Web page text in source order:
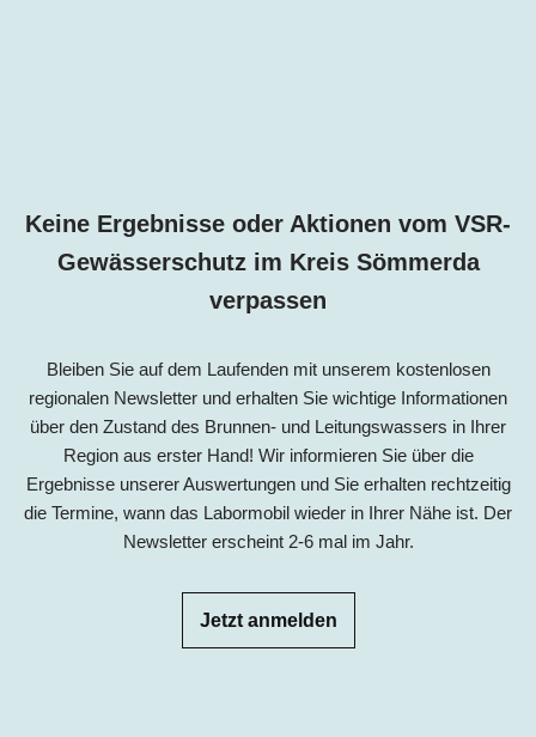
Keine Ergebnisse oder Aktionen vom VSR-
Gewässerschutz im Kreis Sömmerda
verpassen
Bleiben Sie auf dem Laufenden mit unserem kostenlosen
regionalen Newsletter und erhalten Sie wichtige Informationen
über den Zustand des Brunnen- und Leitungswassers in Ihrer
Region aus erster Hand! Wir informieren Sie über die
Ergebnisse unserer Auswertungen und Sie erhalten rechtzeitig
die Termine, wann das Labormobil wieder in Ihrer Nähe ist. Der
Newsletter erscheint 2-6 mal im Jahr.
Jetzt anmelden